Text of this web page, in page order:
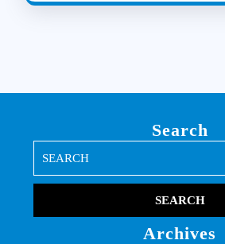
Search
for:
Archives